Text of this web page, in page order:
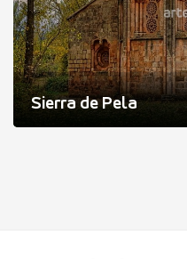
Sierra de Pela